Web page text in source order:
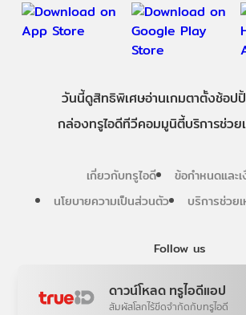
ดาวน์โหลด ทรูไอดีแอป
สัมผัสโลกไร้ขีดจำกัดกับทรูไอดี
Follow us
Copyright © True Digital Group
วันนี้ดูสิทธิพิเศษอ่านเกมตาตั้งช้อป
กล่องทรูไอดีทีวีคอมมูนิตี้บริการช่วย
เกี่ยวกับทรูไอดี
ข้อกำหนดและเ
นโยบายความเป็นส่วนตัว
บริการช่วย